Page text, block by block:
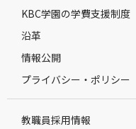
KBC学園の学費支援制度
沿革
情報公開
プライバシー・ポリシー
教職員採用情報